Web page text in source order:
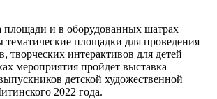
площади и в оборудованных шатрах
тематические площадки для проведения
творческих интерактивов для детей
мероприятия пройдет выставка
детской художественной
2022 года.